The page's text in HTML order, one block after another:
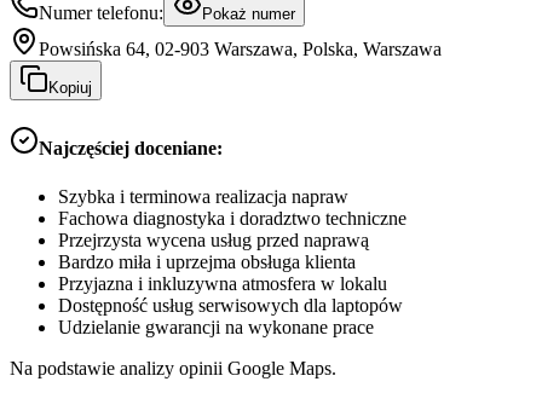
Numer telefonu: Pokaż numer
Powsińska 64, 02-903 Warszawa, Polska, Warszawa
Kopiuj
Najczęściej doceniane:
Szybka i terminowa realizacja napraw
Fachowa diagnostyka i doradztwo techniczne
Przejrzysta wycena usług przed naprawą
Bardzo miła i uprzejma obsługa klienta
Przyjazna i inkluzywna atmosfera w lokalu
Dostępność usług serwisowych dla laptopów
Udzielanie gwarancji na wykonane prace
Na podstawie analizy opinii Google Maps.